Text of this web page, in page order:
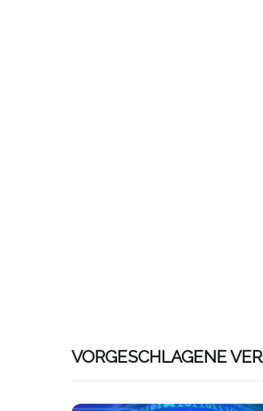
VORGESCHLAGENE